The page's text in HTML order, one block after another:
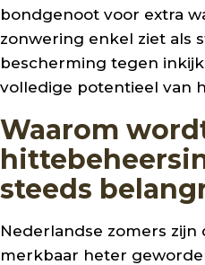
bondgenoot voor extra
zonwering enkel ziet als
bescherming tegen
volledige potentieel van
Waarom
steeds
Nederlandse zomers
merkbaar heter